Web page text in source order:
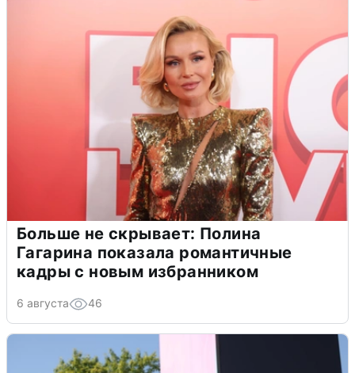
Больше не скрывает: Полина
Гагарина показала романтичные
кадры с новым избранником
6 августа 46